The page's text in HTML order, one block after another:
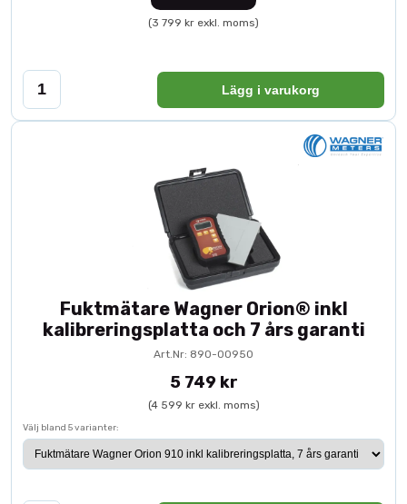
(3 799 kr exkl. moms)
Lägg i varukorg
Fuktmätare Wagner Orion® inkl
kalibreringsplatta och 7 års garanti
Art.Nr: 890-00950
5 749 kr
(4 599 kr exkl. moms)
Välj bland 5 varianter: